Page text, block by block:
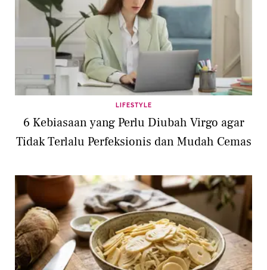
LIFESTYLE
6 Kebiasaan yang Perlu Diubah Virgo agar
Tidak Terlalu Perfeksionis dan Mudah Cemas